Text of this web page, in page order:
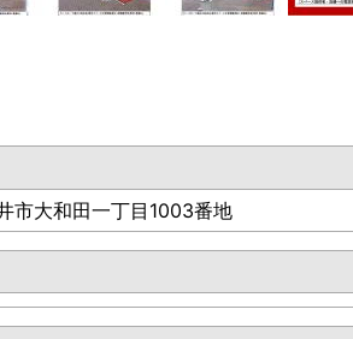
市大和田一丁目1003番地